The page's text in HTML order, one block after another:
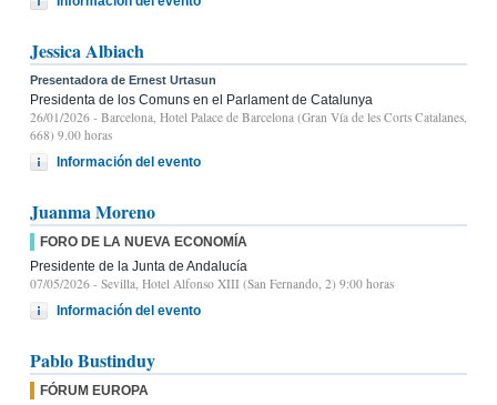
Jessica Albiach
Presentadora de Ernest Urtasun
Presidenta de los Comuns en el Parlament de Catalunya
26/01/2026 - Barcelona, Hotel Palace de Barcelona (Gran Vía de les Corts Catalanes,
668) 9.00 horas
Información del evento
Juanma Moreno
FORO DE LA NUEVA ECONOMÍA
Presidente de la Junta de Andalucía
07/05/2026 - Sevilla, Hotel Alfonso XIII (San Fernando, 2) 9:00 horas
Información del evento
Pablo Bustinduy
FÓRUM EUROPA